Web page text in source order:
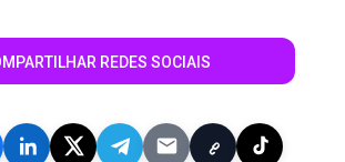
REDES SOCIAIS